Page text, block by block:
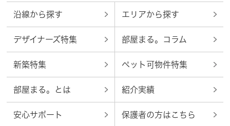
沿線から探す エリアから探す
デザイナーズ特集 部屋まる。コラム
新築特集 ペット可物件特集
部屋まる。とは 紹介実績
安心サポート 保護者の方はこちら